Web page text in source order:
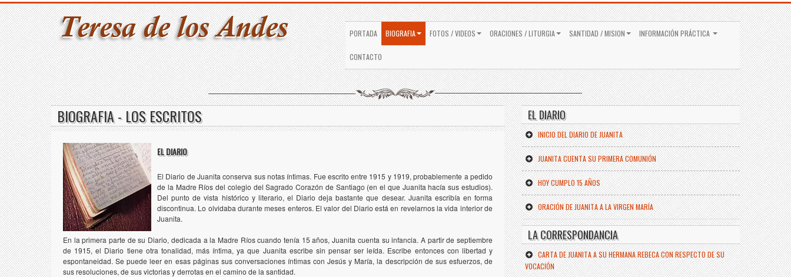
PORTADA BIOGRAFIA FOTOS / VIDEOS ORACIONES / LITURGIA SANTIDAD / MISION INFORMACIÓN PRÁCTICA
CONTACTO
BIOGRAFIA - LOS ESCRITOS
EL DIARIO
El Diario de Juanita conserva sus notas íntimas. Fue escrito entre 1915 y 1919, probablemente a pedido
de la Madre Ríos del colegio del Sagrado Corazón de Santiago (en el que Juanita hacía sus estudios).
Del punto de vista histórico y literario, el Diario deja bastante que desear. Juanita escribía en forma
discontinua. Lo olvidaba durante meses enteros. El valor del Diario está en revelarnos la vida interior de
Juanita.
En la primera parte de su Diario, dedicada a la Madre Ríos cuando tenía 15 años, Juanita cuenta su infancia. A partir de septiembre
de 1915, el Diario tiene otra tonalidad, más íntima, ya que Juanita escribe sin pensar ser leída. Escribe entonces con libertad y
espontaneidad. Se puede leer en esas páginas sus conversaciones íntimas con Jesús y María, la descripción de sus esfuerzos, de
sus resoluciones, de sus victorias y derrotas en el camino de la santidad.
EL DIARIO
INICIO DEL DIARIO DE JUANITA
JUANITA CUENTA SU PRIMERA COMUNIÓN
HOY CUMPLO 15 AÑOS
ORACIÓN DE JUANITA A LA VIRGEN MARÍA
LA CORRESPONDANCIA
CARTA DE JUANITA A SU HERMANA REBECA CON RESPECTO DE SU
VOCACIÓN